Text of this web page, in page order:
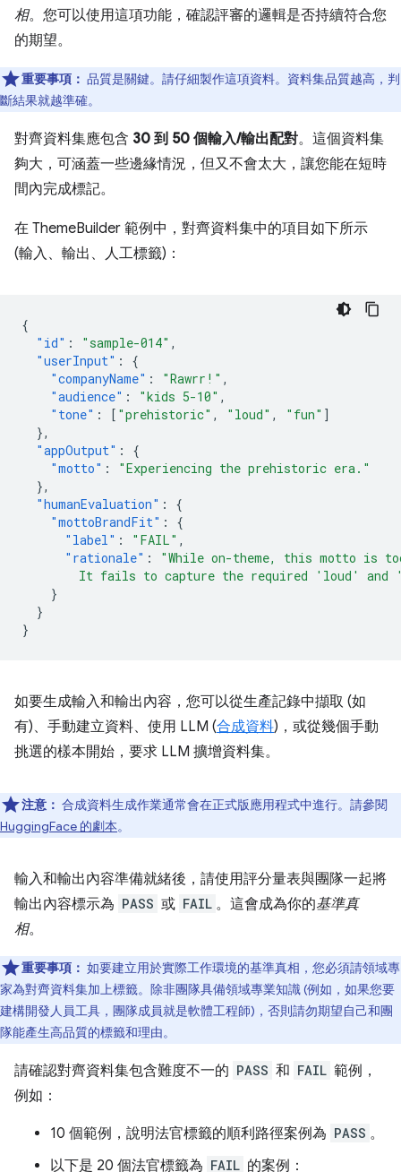
相。您可以使用這項功能，確認評審的邏輯是否持續符合您
的期望。
重要事項： 品質是關鍵。請仔細製作這項資料。資料集品質越高，判
斷結果就越準確。
對齊資料集應包含 30 到 50 個輸入/輸出配對。這個資料集
夠大，可涵蓋一些邊緣情況，但又不會太大，讓您能在短時
間內完成標記。
在 ThemeBuilder 範例中，對齊資料集中的項目如下所示
(輸入、輸出、人工標籤)：
{
"id" : "sample-014" ,
"userInput" :
{
"companyName" : "Rawrr!" ,
"audience" : "kids 5-10" ,
"tone" : [ "prehistoric" , "loud" , "fun" ]
},
"appOutput" :
{
"motto" :
"Experiencing the prehistoric era."
},
"humanEvaluation" :
{
"mottoBrandFit" :
{
"label" : "FAIL" ,
"rationale" :
"While on-theme, this motto is
It fails to capture the required 'loud' and
}
}
}
如要生成輸入和輸出內容，您可以從生產記錄中擷取 (如
有)、手動建立資料、使用 LLM (合成資料)，或從幾個手動
挑選的樣本開始，要求 LLM 擴增資料集。
注意： 合成資料生成作業通常會在正式版應用程式中進行。請參閱
HuggingFace 的劇本。
輸入和輸出內容準備就緒後，請使用評分量表與團隊一起將
輸出內容標示為 PASS 或 FAIL 。這會成為你的基準真
相。
重要事項： 如要建立用於實際工作環境的基準真相，您必須請領域專
家為對齊資料集加上標籤。除非團隊具備領域專業知識 (例如，如果您要
建構開發人員工具，團隊成員就是軟體工程師)，否則請勿期望自己和團
隊能產生高品質的標籤和理由。
請確認對齊資料集包含難度不一的 PASS 和 FAIL 範例，
例如：
10 個範例，說明法官標籤的順利路徑案例為 PASS 。
以下是 20 個法官標籤為 FAIL 的案例：